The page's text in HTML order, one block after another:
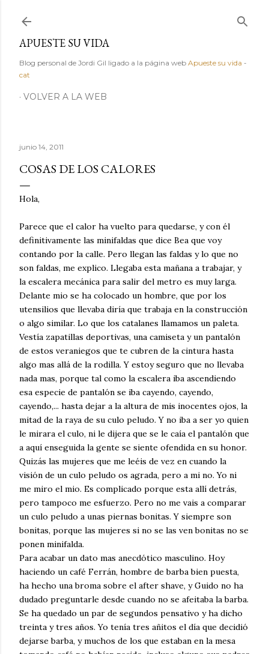
APUESTE SU VIDA
Blog personal de Jordi Gil ligado a la página web Apueste su vida -
cat
VOLVER A LA WEB
junio 14, 2011
COSAS DE LOS CALORES
Hola,
Parece que el calor ha vuelto para quedarse, y con él
definitivamente las minifaldas que dice Bea que voy
contando por la calle. Pero llegan las faldas y lo que no
son faldas, me explico. Llegaba esta mañana a trabajar, y
la escalera mecánica para salir del metro es muy larga.
Delante mio se ha colocado un hombre, que por los
utensilios que llevaba diría que trabaja en la construcción
o algo similar. Lo que los catalanes llamamos un paleta.
Vestía zapatillas deportivas, una camiseta y un pantalón
de estos veraniegos que te cubren de la cintura hasta
algo mas allá de la rodilla. Y estoy seguro que no llevaba
nada mas, porque tal como la escalera iba ascendiendo
esa especie de pantalón se iba cayendo, cayendo,
cayendo,... hasta dejar a la altura de mis inocentes ojos, la
mitad de la raya de su culo peludo. Y no iba a ser yo quien
le mirara el culo, ni le dijera que se le caía el pantalón que
a aquí enseguida la gente se siente ofendida en su honor.
Quizás las mujeres que me leéis de vez en cuando la
visión de un culo peludo os agrada, pero a mi no. Yo ni
me miro el mio. Es complicado porque esta allí detrás,
pero tampoco me esfuerzo. Pero no me vais a comparar
un culo peludo a unas piernas bonitas. Y siempre son
bonitas, porque las mujeres si no se las ven bonitas no se
ponen minifalda.
Para acabar un dato mas anecdótico masculino. Hoy
haciendo un café Ferrán, hombre de barba bien puesta,
ha hecho una broma sobre el after shave, y Guido no ha
dudado preguntarle desde cuando no se afeitaba la barba.
Se ha quedado un par de segundos pensativo y ha dicho
treinta y tres años. Yo tenía tres añitos el día que decidió
dejarse barba, y muchos de los que estaban en la mesa